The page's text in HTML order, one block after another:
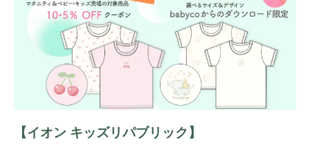
【イオン キッズリパブリック】